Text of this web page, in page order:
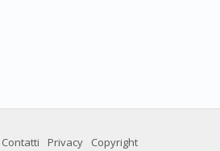
Contatti Privacy Copyright